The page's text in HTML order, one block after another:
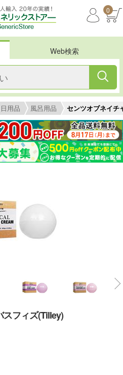
0
Web検索
用品 風呂用品 センツオブネイチ
フィズ(Tilley)